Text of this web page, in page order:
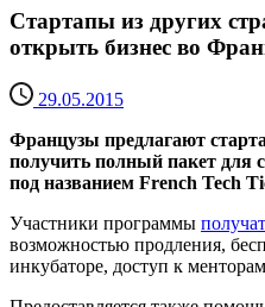
Стартапы из других
открыть бизнес во
29.05.2015
Французы предлагают
получить полный пакет для
под названием French Tech
Участники программы получат
возможностью продления,
инкубаторе, доступ к